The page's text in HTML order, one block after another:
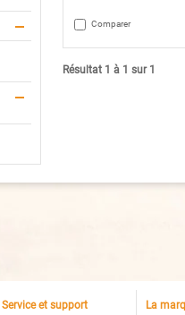
étoile(s)
sur
les
avis
Comparer
Résultat 1 à 1 sur 1
Service et support La